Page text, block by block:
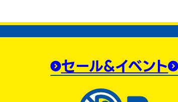
セール&イベント